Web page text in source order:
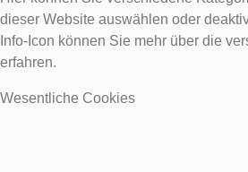
dieser Website auswählen oder
Info-Icon können Sie mehr über die
erfahren.
Wesentliche Cookies